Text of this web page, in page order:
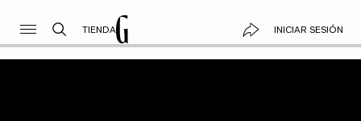
TIENDA INICIAR SESIÓN